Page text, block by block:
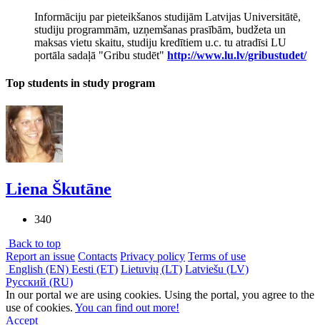
Informāciju par pieteikšanos studijām Latvijas Universitātē,
studiju programmām, uzņemšanas prasībām, budžeta un
maksas vietu skaitu, studiju kredītiem u.c. tu atradīsi LU
portāla sadaļā "Gribu studēt" http://www.lu.lv/gribustudet/
Top students in study program
Liena Škutāne
340
Back to top
Report an issue Contacts Privacy policy Terms of use
English (EN) Eesti (ET) Lietuvių (LT) Latviešu (LV)
Русский (RU)
In our portal we are using cookies. Using the portal, you agree to the
use of cookies. You can find out more!
Accept